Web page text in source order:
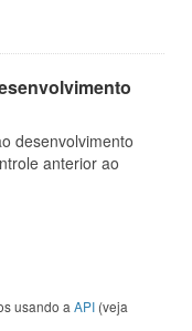
desenvolvimento
anterior ao
usando a API (veja